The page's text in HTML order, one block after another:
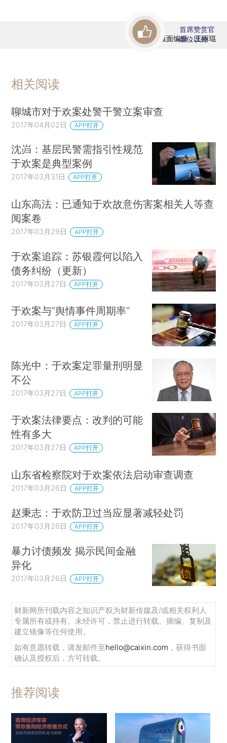
版面编辑：王丽琨
首席赞赏官
虚位以待
相关阅读
聊城市对于欢案处警干警立案审查
2017年04月02日 APP打开
沈岿：基层民警需指引性规范
于欢案是典型案例
2017年03月31日 APP打开
山东高法：已通知于欢故意伤害案相关人等查
阅案卷
2017年03月29日 APP打开
于欢案追踪：苏银霞何以陷入
债务纠纷（更新）
2017年03月27日 APP打开
于欢案与“舆情事件周期率”
2017年03月27日 APP打开
陈光中：于欢案定罪量刑明显
不公
2017年03月27日 APP打开
于欢案法律要点：改判的可能
性有多大
2017年03月27日 APP打开
山东省检察院对于欢案依法启动审查调查
2017年03月26日 APP打开
赵秉志：于欢防卫过当应显著减轻处罚
2017年03月26日 APP打开
暴力讨债频发 揭示民间金融
异化
2017年03月26日 APP打开
财新网所刊载内容之知识产权为财新传媒及/或相关权利人
专属所有或持有。未经许可，禁止进行转载、摘编、复制及
建立镜像等任何使用。
如有意愿转载，请发邮件至hello@caixin.com ，获得书面
确认及授权后，方可转载。
推荐阅读